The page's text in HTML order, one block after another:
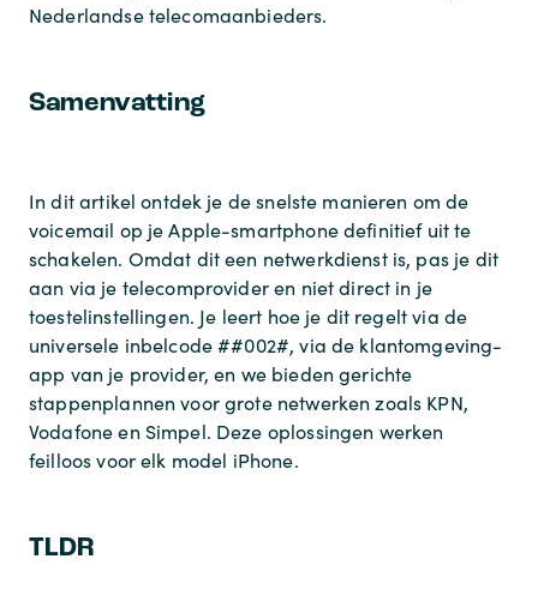
Nederlandse telecomaanbieders.
Samenvatting
In dit artikel ontdek je de snelste manieren om de
voicemail op je Apple-smartphone definitief uit te
schakelen. Omdat dit een netwerkdienst is, pas je dit
aan via je telecomprovider en niet direct in je
toestelinstellingen. Je leert hoe je dit regelt via de
universele inbelcode ##002#, via de klantomgeving-
app van je provider, en we bieden gerichte
stappenplannen voor grote netwerken zoals KPN,
Vodafone en Simpel. Deze oplossingen werken
feilloos voor elk model iPhone.
TLDR